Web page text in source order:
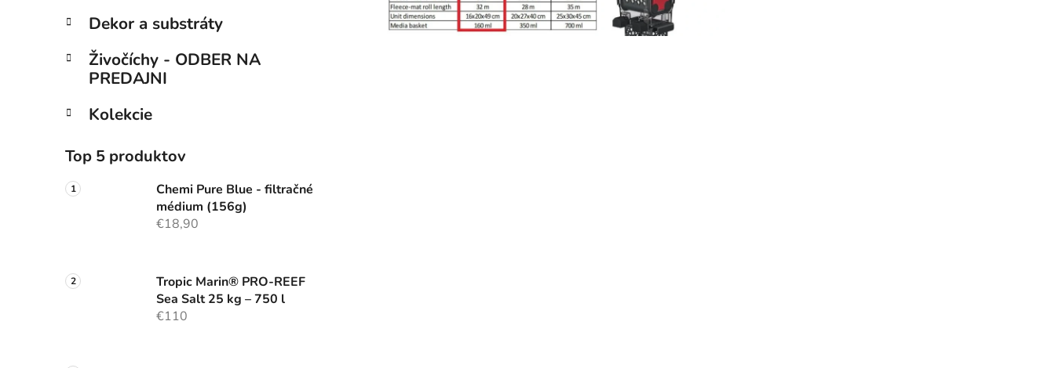
Dekor a substráty
Živočíchy - ODBER NA
PREDAJNI
Kolekcie
Top 5 produktov
Chemi Pure Blue - filtračné
médium (156g)
€18,90
Tropic Marin® PRO-REEF
Sea Salt 25 kg – 750 l
€110